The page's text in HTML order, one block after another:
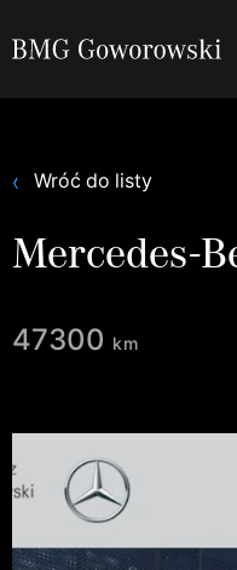
Wróć do listy
Mercedes-
47300 km